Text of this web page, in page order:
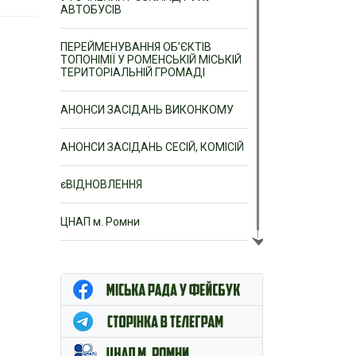
АВТОБУСІВ
ПЕРЕЙМЕНУВАННЯ ОБ’ЄКТІВ
ТОПОНІМІЇ У РОМЕНСЬКІЙ МІСЬКІЙ
ТЕРИТОРІАЛЬНІЙ ГРОМАДІ
АНОНСИ ЗАСІДАНЬ ВИКОНКОМУ
АНОНСИ ЗАСІДАНЬ СЕСІЙ, КОМІСІЙ
єВІДНОВЛЕННЯ
ЦНАП м. Ромни